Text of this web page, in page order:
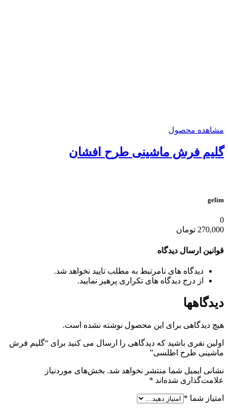
مشاهده محصول
گلیم فرش ماشینی طرح افشان
gelim
0
270,000 تومان
قوانین ارسال دیدگاه
دیدگاه های نامرتبط به مطلب تایید نخواهد شد.
از درج دیدگاه های تکراری پرهیز نمایید.
دیدگاهها
هیچ دیدگاهی برای این محصول نوشته نشده است.
اولین نفری باشید که دیدگاهی را ارسال می کنید برای “گلیم فرش
ماشینی طرح اطلسی”
نشانی ایمیل شما منتشر نخواهد شد. بخش‌های موردنیاز
علامت‌گذاری شده‌اند *
امتیاز شما *